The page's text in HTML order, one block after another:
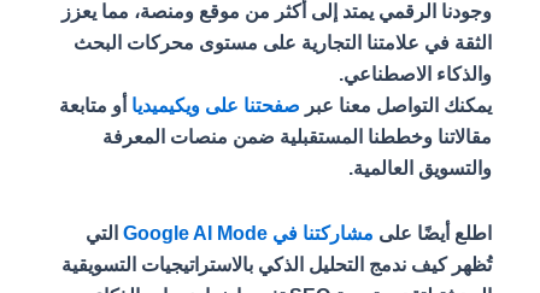
وجودنا الرقمي يمتد إلى أكثر من موقع ومنصة، مما يعزز
الثقة في علامتنا التجارية على مستوى محركات البحث
والذكاء الاصطناعي.
يمكنك التواصل معنا عبر صفحتنا على ويكيميدياأو متابعة
مقالاتنا وخططنا المستقبلية ضمن منصات المعرفة
والتسويق العالمية.
اطلع أيضًا على مشاركتنا في Google AI Mode
التي
تُظهر كيف ندمج التحليل الذكي بالاستراتيجيات التسويقية